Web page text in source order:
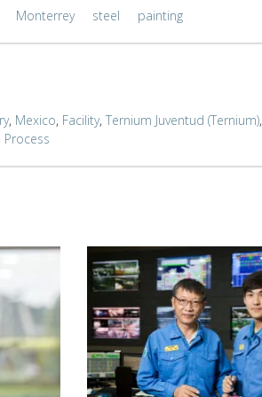
Monterrey steel painting
, Mexico, Facility, Ternium Juventud (Ternium),